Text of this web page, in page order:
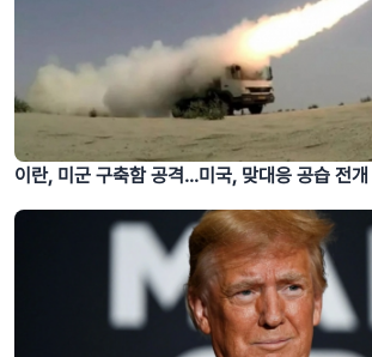
이란, 미군 구축함 공격...미국, 맞대응 공습 전개